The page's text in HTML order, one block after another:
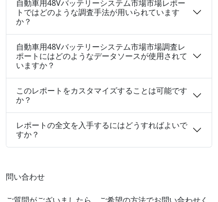
自動車用48Vバッテリーシステム市場市場レポー
トではどのような調査手法が用いられています
か？
自動車用48Vバッテリーシステム市場市場調査レ
ポートにはどのようなデータソースが使用されて
いますか？
このレポートをカスタマイズすることは可能です
か？
レポートの全文を入手するにはどうすればよいで
すか？
問い合わせ